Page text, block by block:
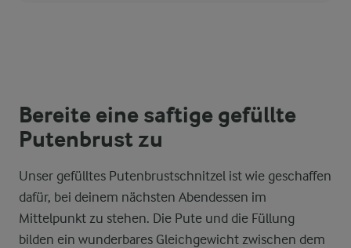
Ballaststoffe
14,9 g
Eiweiß
251,7 g
Fett
88,1 g
Kohlenhydrate
31,8 g
Bereite eine saftige gefüllte
Putenbrust zu
Unser gefülltes Putenbrustschnitzel ist wie geschaffen
dafür, bei deinem nächsten Abendessen im
Mittelpunkt zu stehen. Die Pute und die Füllung
bilden ein wunderbares Gleichgewicht zwischen dem